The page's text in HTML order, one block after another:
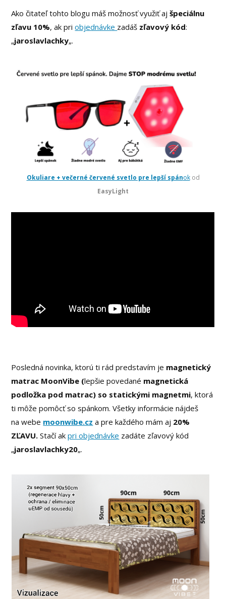
Ako čitateľ tohto blogu máš možnosť využiť ajšpeciálnu
zľavu 10%, ak priobjednávke zadáš zľavový kód:
„jaroslavlachky„.
Okuliare + večerné červené svetlo pre lepší spánokod
EasyLight
Posledná novinka, ktorú ti rád predstavím je magnetický
matrac MoonVibe (lepšie povedané magnetická
podložka pod matrac) so statickými magnetmi, ktorá
ti môže pomôcť so spánkom. Všetky informácie nájdeš
na webe moonwibe.cz a pre každého mám aj 20%
ZĽAVU. Stačí akpri objednávke zadáte zľavový kód
„jaroslavlachky20„.